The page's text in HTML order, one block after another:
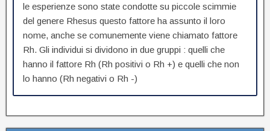
le esperienze sono state condotte su piccole scimmie
del genere Rhesus questo fattore ha assunto il loro
nome, anche se comunemente viene chiamato fattore
Rh. Gli individui si dividono in due gruppi : quelli che
hanno il fattore Rh (Rh positivi o Rh +) e quelli che non
lo hanno (Rh negativi o Rh -)